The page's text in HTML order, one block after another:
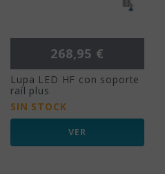
Precio
268,95 €
Lupa LED HF con soporte
raíl plus
SIN STOCK
VER